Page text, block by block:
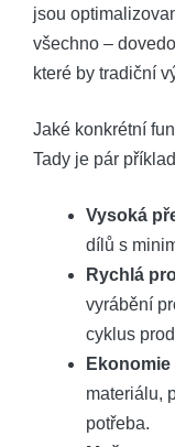
jsou
všechno –
které by tradiční
Jaké konkrétní
Tady je pár
Vysoká
dílů s
Rychlá
vyrábění
cyklus
materiálu,
potřeba.